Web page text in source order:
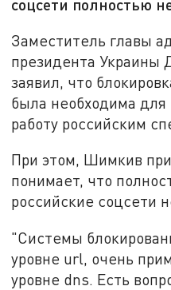
соцсети полностью
Заместитель главы
президента
заявил, что
была необходима для
работу российским
При этом, Шимкив
понимает, что
российские соцсети
"Системы
уровне url, очень
уровне dns. Есть